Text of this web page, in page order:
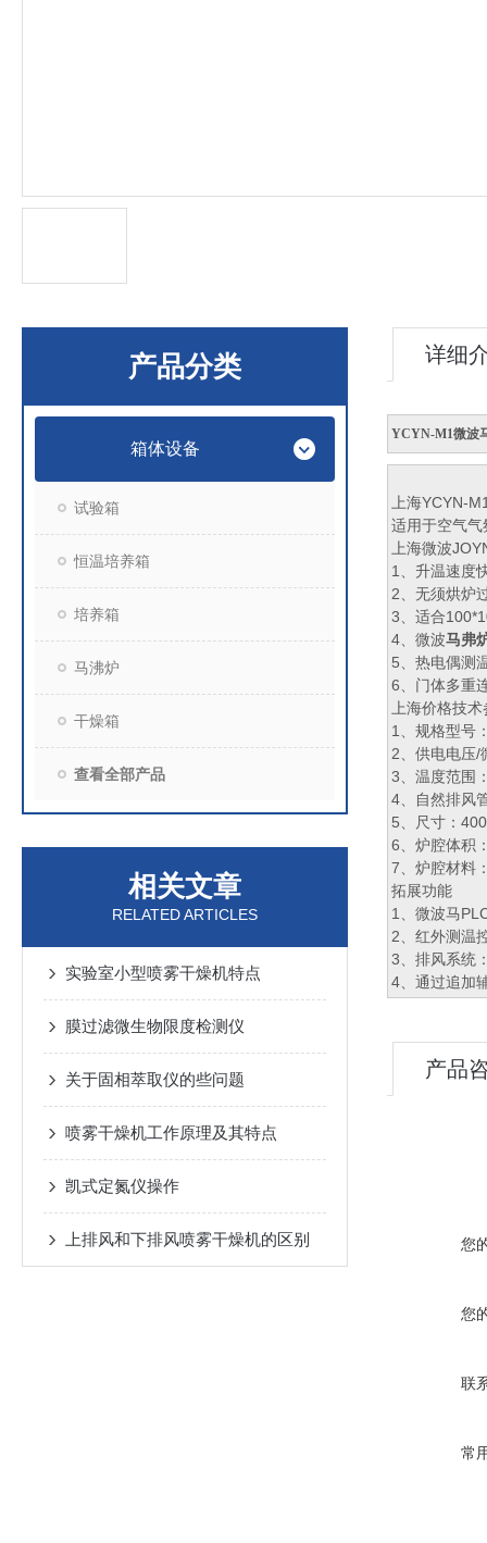
产品分类
箱体设备
试验箱
恒温培养箱
培养箱
马沸炉
干燥箱
查看全部产品
相关文章
RELATED ARTICLES
实验室小型喷雾干燥机特点
膜过滤微生物限度检测仪
关于固相萃取仪的些问题
喷雾干燥机工作原理及其特点
凯式定氮仪操作
上排风和下排风喷雾干燥机的区别
详细
YCYN-M1微波
上海YCYN-
适用于空气
上海微波
1、升温速度
2、无须烘炉
3、适合
4、微波马弗
5、热电偶测
6、门体多重
上海价格技
1、规格型号
2、供电电压/
3、温度范围
4、自然排风
5、尺寸：
6、炉腔体积
7、炉腔材料
拓展功能
1、微波马
2、红外测温
3、排风系
4、通过追加
产品
您
您
联
常